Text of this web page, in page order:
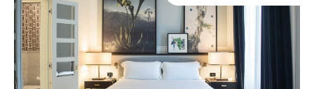
送信
閉じる